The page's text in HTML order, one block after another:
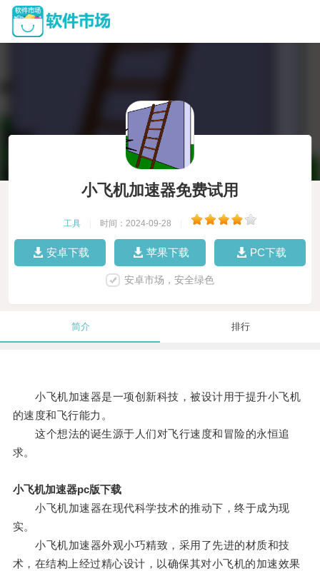
小飞机加速器免费试用
工具 时间：2024-09-28
安卓下载 苹果下载 PC下载
安卓市场，安全绿色
简介 排行
小飞机加速器是一项创新科技，被设计用于提升小飞机
的速度和飞行能力。
这个想法的诞生源于人们对飞行速度和冒险的永恒追
求。
小飞机加速器pc版下载
小飞机加速器在现代科学技术的推动下，终于成为现
实。
小飞机加速器外观小巧精致，采用了先进的材质和技
术，在结构上经过精心设计，以确保其对小飞机的加速效果